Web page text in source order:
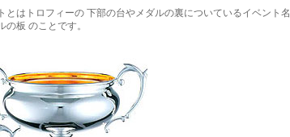
とはトロフィーの 下部の台やメダルの裏についているイベント
の板 のことです。